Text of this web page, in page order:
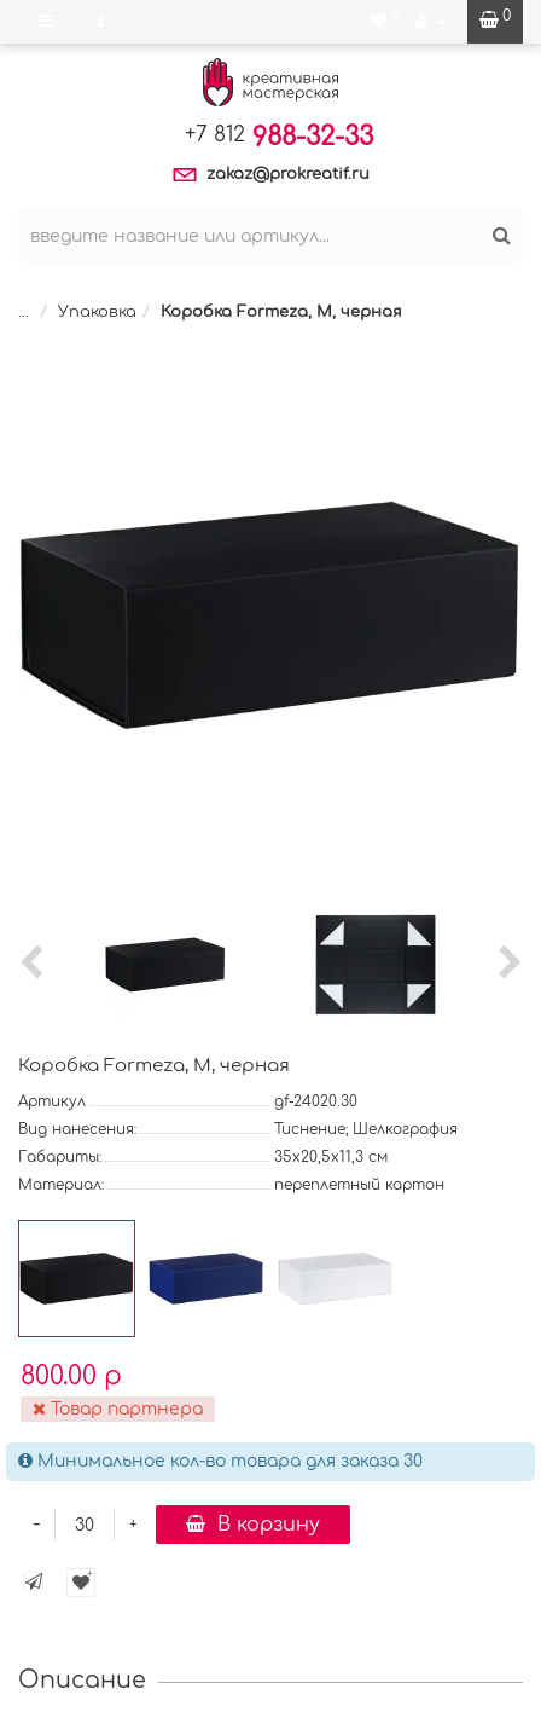
0
+7 812 988-32-33
zakaz@prokreatif.ru
... Упаковка Коробка Formeza, M, черная
Коробка Formeza, M, черная
Артикул
gf-24020.30
Вид нанесения:
Тиснение; Шелкография
Габариты:
35x20,5x11,3 см
Материал:
переплетный картон
800.00 р
Товар партнера
Минимальное кол-во товара для заказа 30
+
- В корзину
Описание